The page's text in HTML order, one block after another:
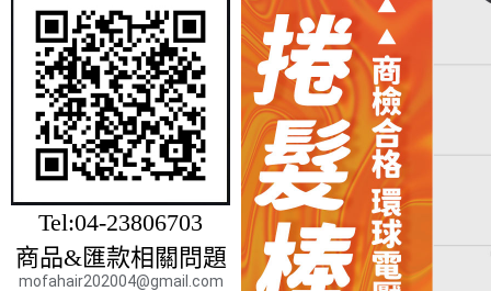
Tel:04-23806703
商品&匯款相關問題
mofahair202004@gmail.com